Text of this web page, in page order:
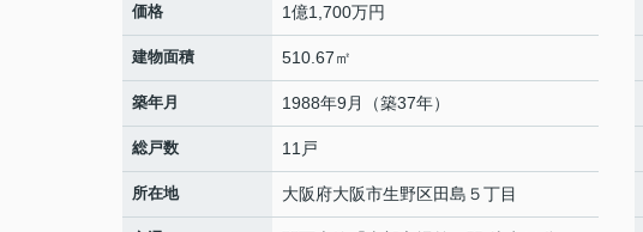
価格 1億1,700万円
建物面積 510.67㎡
築年月 1988年9月（築37年）
総戸数 11戸
所在地 大阪府大阪市生野区田島 ５丁目